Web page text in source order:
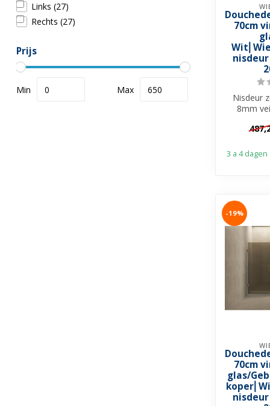
Links (27)
Rechts (27)
Prijs
Min Max
70cm
nisdeur
Nisdeur
8mm
3 a 4 dagen
-19%
70cm
glas/
nisdeur